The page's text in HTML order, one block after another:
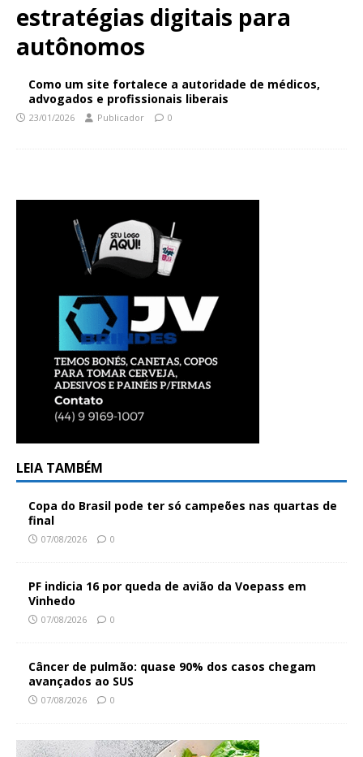
estratégias digitais para
autônomos
Como um site fortalece a autoridade de médicos,
advogados e profissionais liberais
23/01/2026 Publicador 0
LEIA TAMBÉM
Copa do Brasil pode ter só campeões nas quartas de
final
07/08/2026 0
PF indicia 16 por queda de avião da Voepass em
Vinhedo
07/08/2026 0
Câncer de pulmão: quase 90% dos casos chegam
avançados ao SUS
07/08/2026 0